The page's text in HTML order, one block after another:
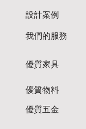
設計案例
我們的服務
優質家具
優質物料
優質五金